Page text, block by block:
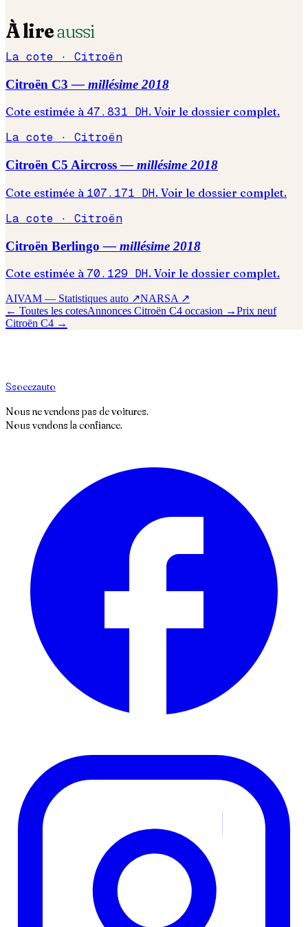
À lireaussi
La cote · Citroën
Citroën C3 — millésime 2018
Cote estimée à 47.831 DH. Voir le dossier complet.
La cote · Citroën
Citroën C5 Aircross — millésime 2018
Cote estimée à 107.171 DH. Voir le dossier complet.
La cote · Citroën
Citroën Berlingo — millésime 2018
Cote estimée à 70.129 DH. Voir le dossier complet.
AIVAM — Statistiques auto ↗NARSA ↗
← Toutes les cotesAnnonces Citroën C4 occasion →Prix neuf
Citroën C4 →
Ssoeezauto
Nous ne vendons pas de voitures.
Nous vendons la confiance.